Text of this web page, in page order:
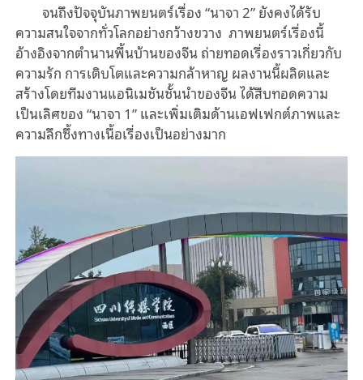
จนถึงปัจจุบันภาพยนตร์เรื่อง “นาจา 2” ยังคงได้รับ
ความสนใจจากทั่วโลกอย่างกว้างขวาง ภาพยนตร์เรื่องนี้
อ้างอิงจากตำนานพื้นบ้านของจีน ถ่ายทอดเรื่องราวเกี่ยวกับ
ความรัก การเติบโตและความกล้าหาญ ผลงานนี้ผลิตและ
สร้างโดยทีมงานแอนิเมชันชั้นนำของจีน ได้สืบทอดความ
เป็นเลิศของ “นาจา 1” และเพิ่มเติมด้านเอฟเฟกต์ภาพและ
ความลึกซึ้งทางเนื้อเรื่องเป็นอย่างมาก